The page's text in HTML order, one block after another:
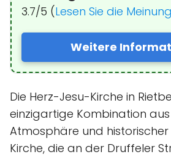
3.7/5 (Lesen Sie die
Weitere
Die Herz-Jesu-Kirche in
einzigartige Kombination
Atmosphäre und historischer
Kirche, die an der Druffeler